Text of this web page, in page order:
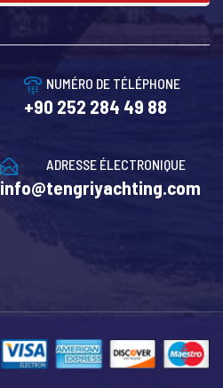
NUMÉRO DE TÉLÉPHONE
+90 252 284 49 88
ADRESSE ÉLECTRONIQUE
info@tengriyachting.com